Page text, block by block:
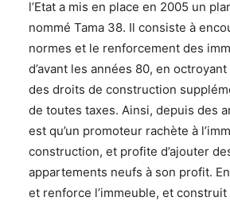
l’Etat a mis en place en 2005 un
nommé Tama 38. Il consiste à
normes et le renforcement des
d’avant les années 80, en
des droits de construction
de toutes taxes. Ainsi, depuis des
est qu’un promoteur rachète à
construction, et profite d’ajouter
appartements neufs à son profit.
et renforce l’immeuble, et